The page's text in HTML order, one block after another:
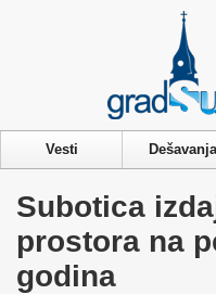
Vesti Dešavanja
Subotica
prostora na
godina